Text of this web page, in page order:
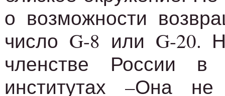
о возможности
число G-8 или G-20.
членстве России в
институтах –Она